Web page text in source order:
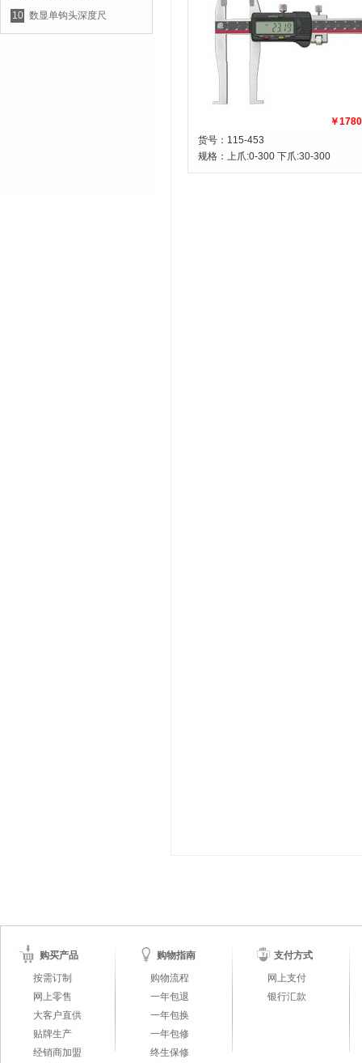
10 数显单钩头深度尺
￥1780
货号：115-453
规格： 上爪:0-300 下爪:30-300
购买产品
按需订制
网上零售
大客户直供
贴牌生产
经销商加盟
购物指南
购物流程
一年包退
一年包换
一年包修
终生保修
支付方式
网上支付
银行汇款